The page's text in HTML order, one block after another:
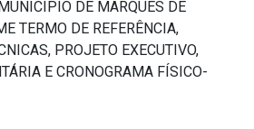
DE MARQUES DE
TERMO DE REFERÊNCIA,
PROJETO EXECUTIVO,
E CRONOGRAMA FÍSICO-